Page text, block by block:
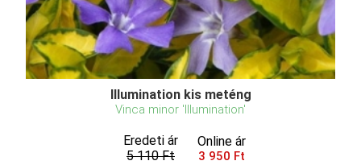
Illumination kis meténg
Vinca minor 'Illumination'
Eredeti ár
5 110 Ft
Online ár
3 950 Ft